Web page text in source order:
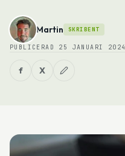
Martin SKRIBENT
PUBLICERAD 25 JANUARI 2024
f X